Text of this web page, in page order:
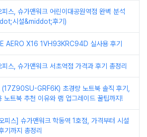
피스, 슈가맨워크 어린이대공원역점 완벽 분석
시설&middot;후기)
AERO X16 1VH93KRC94D 실사용 후기
스, 슈가맨워크 서초역점 가격과 후기 총정리
(17Z90SU-GRF6K) 초경량 노트북 솔직 후기,
노트북 추천 이유와 램 업그레이드 꿀팁까지!
피스] 슈가맨워크 학동역 1호점, 가격부터 시설
까지 총정리